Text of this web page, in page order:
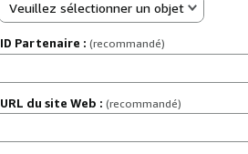
Veuillez sélectionner un objet
ID Partenaire : (recommandé)
URL du site Web : (recommandé)